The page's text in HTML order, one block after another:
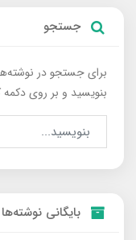
جستجو
برای جستجو در
بنویسید و بر روی دکمه
بایگانی نوشته‌ها